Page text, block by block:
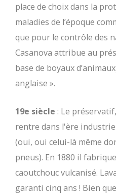
place de choix dans la
maladies de l’époque
que pour le contrôle des
Casanova attribue au
base de boyaux
anglaise ».
19e siècle : Le
rentre dans l'ère
(oui, oui celui-là même
pneus). En 1880 il
caoutchouc vulcanisé.
garanti cinq ans ! Bien